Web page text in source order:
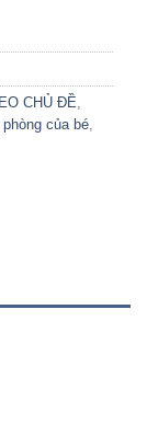
CHỦ ĐỀ,
của bé,